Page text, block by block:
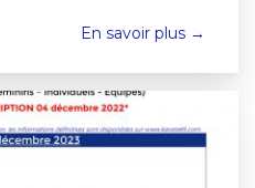
En savoir plus →